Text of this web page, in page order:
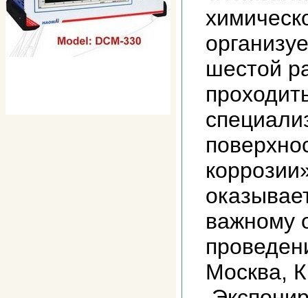
шестой
важному
Москва,